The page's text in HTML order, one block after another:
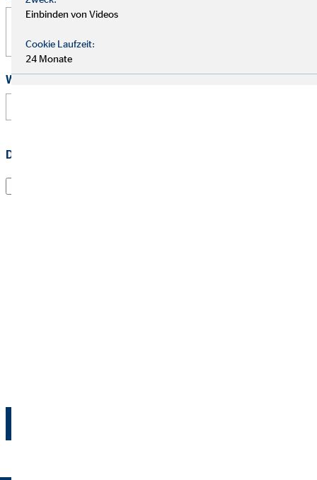
Wie hast Du von uns erfahren?
Datenschutz
Einbinden von Videos
Cookie Laufzeit:
24 Monate